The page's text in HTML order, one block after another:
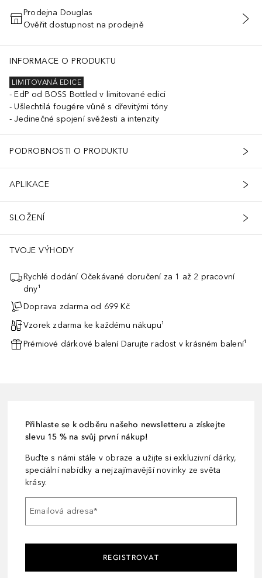
PŘIDAT DO KOŠÍKU
Prodejna Douglas
Ověřit dostupnost na prodejně
INFORMACE O PRODUKTU
LIMITOVANÁ EDICE
EdP od BOSS Bottled v limitované edici
Ušlechtilá fougére vůně s dřevitými tóny
Jedinečné spojení svěžesti a intenzity
PODROBNOSTI O PRODUKTU
APLIKACE
SLOŽENÍ
TVOJE VÝHODY
Rychlé dodání Očekávané doručení za 1 až 2 pracovní
dny¹
Doprava zdarma od 699 Kč
Vzorek zdarma ke každému nákupu¹
Prémiové dárkové balení Darujte radost v krásném balení¹
Přihlaste se k odběru našeho newsletteru a získejte
slevu 15 % na svůj první nákup!
Buďte s námi stále v obraze a užijte si exkluzivní dárky,
speciální nabídky a nejzajímavější novinky ze světa
krásy.
Emailová adresa*
REGISTROVAT